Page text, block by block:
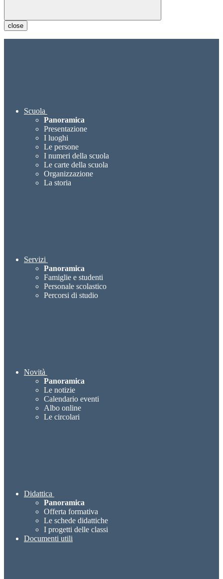
close
Scuola
Panoramica
Presentazione
I luoghi
Le persone
I numeri della scuola
Le carte della scuola
Organizzazione
La storia
Servizi
Panoramica
Famiglie e studenti
Personale scolastico
Percorsi di studio
Novità
Panoramica
Le notizie
Calendario eventi
Albo online
Le circolari
Didattica
Panoramica
Offerta formativa
Le schede didattiche
I progetti delle classi
Documenti utili